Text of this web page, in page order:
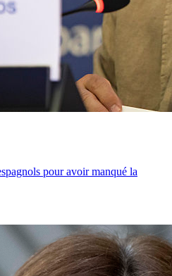
pour avoir manqué la